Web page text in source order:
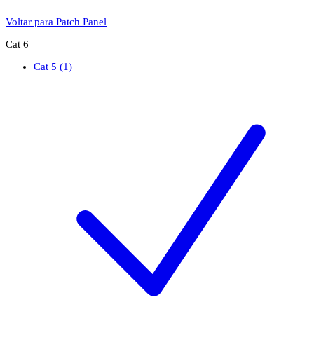
Voltar para Patch Panel
Cat 6
Cat 5 (1)